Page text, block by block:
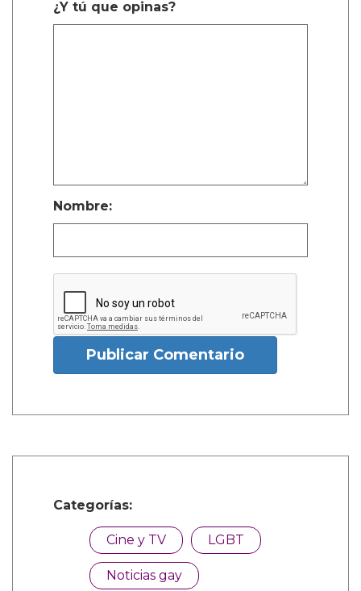
¿Y tú que opinas?
Nombre:
Publicar Comentario
Categorías:
Cine y TV LGBT
Noticias gay